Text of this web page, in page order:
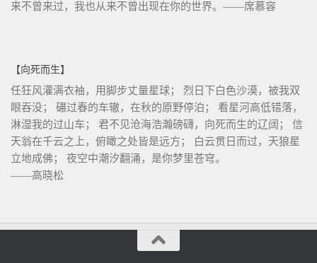
来不曾来过，我也从来不曾出现在你的世界。——席慕容
【向死而生】
任狂风灌满衣袖，用脚步丈量星球； 烈日下白色沙漠，被我双
眼吞没； 碾过春的车辙，在秋的原野停泊； 看星河高低错落，
淋湿我的过山车； 君不见沧海浩瀚磅礴，向死而生的辽阔； 信
天翁在千云之上，俯瞰之处皆是远方； 白云贯日而过，天狼星
立地成佛； 夜空中潮汐翻涌，是你梦里苍穹。
——高晓松